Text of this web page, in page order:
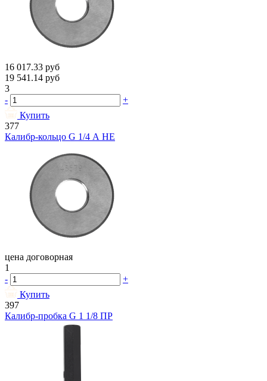
16 017.33 руб
19 541.14 руб
3
-
+
Купить
377
Калибр-кольцо G 1/4 А НЕ
цена договорная
1
-
+
Купить
397
Калибр-пробка G 1 1/8 ПР